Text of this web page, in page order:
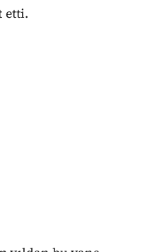
etti.